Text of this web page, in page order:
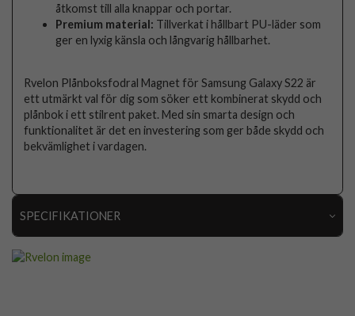
åtkomst till alla knappar och portar.
Premium material: Tillverkat i hållbart PU-läder som
ger en lyxig känsla och långvarig hållbarhet.
Rvelon Plånboksfodral Magnet för Samsung Galaxy S22 är
ett utmärkt val för dig som söker ett kombinerat skydd och
plånbok i ett stilrent paket. Med sin smarta design och
funktionalitet är det en investering som ger både skydd och
bekvämlighet i vardagen.
SPECIFIKATIONER